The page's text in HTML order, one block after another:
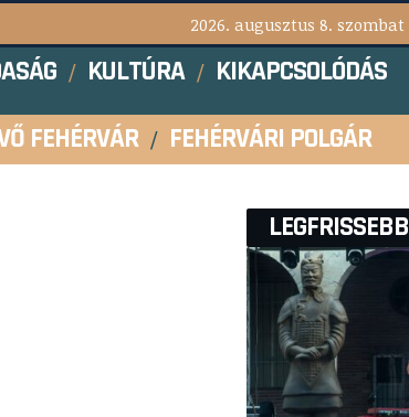
2026. augusztus 8. szombat
KULTÚRA
KIKAPCSOLÓDÁS
FEHÉRVÁR FEHÉRVÁRI POLGÁR
LEGFRISSEBB